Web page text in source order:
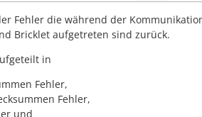
Fehler die während der
Bricklet aufgetreten sind zurück.
in
Fehler,
Fehler,
und